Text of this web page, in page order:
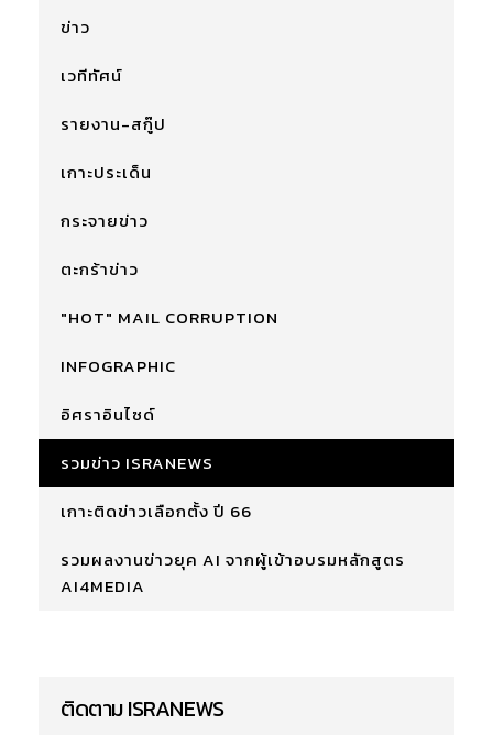
ข่าว
เวทีทัศน์
รายงาน-สกู๊ป
เกาะประเด็น
กระจายข่าว
ตะกร้าข่าว
"HOT" MAIL CORRUPTION
INFOGRAPHIC
อิศราอินไซด์
รวมข่าว ISRANEWS
เกาะติดข่าวเลือกตั้ง ปี 66
รวมผลงานข่าวยุค AI จากผู้เข้าอบรมหลักสูตร
AI4MEDIA
ติดตาม ISRANEWS